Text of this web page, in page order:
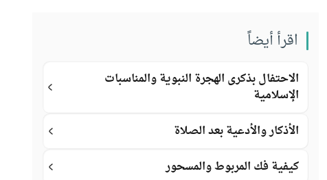
اقرأ أيضاً
الاحتفال بذكرى الهجرة النبوية والمناسبات
الإسلامية
الأذكار والأدعية بعد الصلاة
كيفية فك المربوط والمسحور